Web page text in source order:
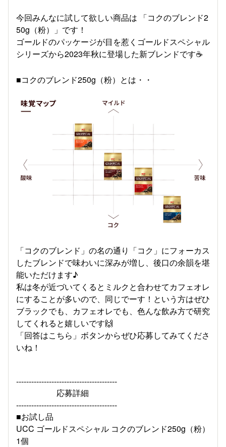
今回みんなに試して欲しい商品は 「コクのブレンド2
50g（粉）」です！
ゴールドのパッケージが目を惹くゴールドスペシャル
シリーズから2023年秋に登場した新ブレンドです☕
■コクのブレンド250g（粉）とは・・
「コクのブレンド」の名の通り「コク」にフォーカス
したブレンドで味わいに深みが増し、後口の余韻を堪
能いただけます♪
私は冬が近づいてくるとミルクと合わせてカフェオレ
にすることが多いので、同じでーす！という方はぜひ
ブラックでも、カフェオレでも、色んな飲み方で研究
してくれると嬉しいです🙌
「回答はこちら」ボタンからぜひ応募してみてくださ
いね！
----------------------------------------
応募詳細
----------------------------------------
■お試し品
UCC ゴールドスペシャル コクのブレンド250g（粉）
1個